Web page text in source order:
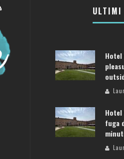
ULTIMI
Hotel
Hotel
fuga